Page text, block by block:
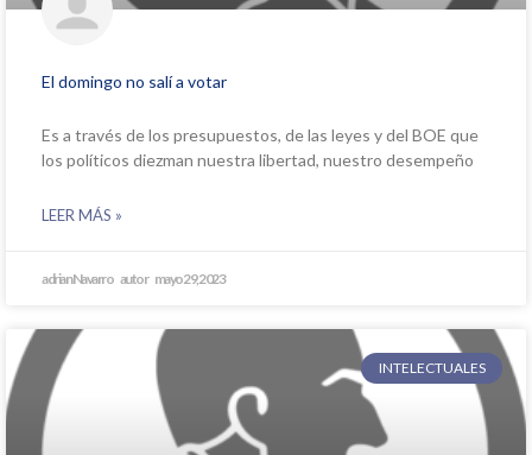
El domingo no salí a votar
Es a través de los presupuestos, de las leyes y del BOE que
los políticos diezman nuestra libertad, nuestro desempeño
LEER MÁS »
adrian Navarro mayo 29, 2023
INTELECTUALES